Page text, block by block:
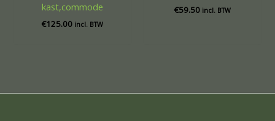
kast,commode
€125.00 incl. BTW
€59.50 incl. BTW